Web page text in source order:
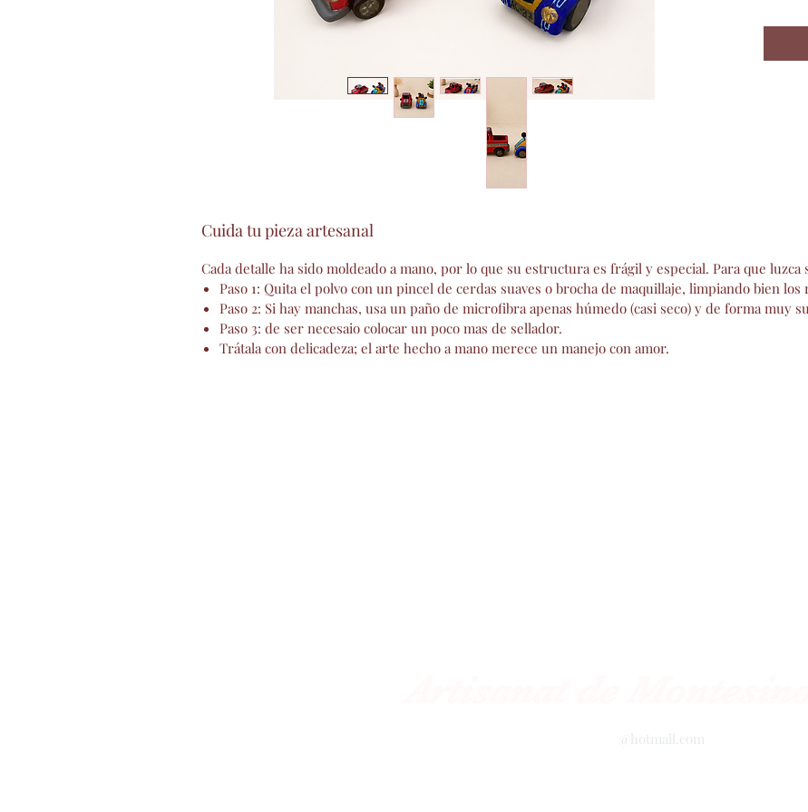
-
Cuida tu pieza artesanal
Cada detalle ha sido moldeado a mano, por lo que su estructura es frágil y especial. Para que
Paso 1: Quita el polvo con un pincel de cerdas suaves o brocha de maquillaje, limpiando bien los
Paso 2: Si hay manchas, usa un paño de microfibra apenas húmedo (casi seco) y de forma muy
Paso 3: de ser necesaio colocar un poco mas de sellador.
Trátala con delicadeza; el arte hecho a mano merece un manejo con amor.
@hotmail.com